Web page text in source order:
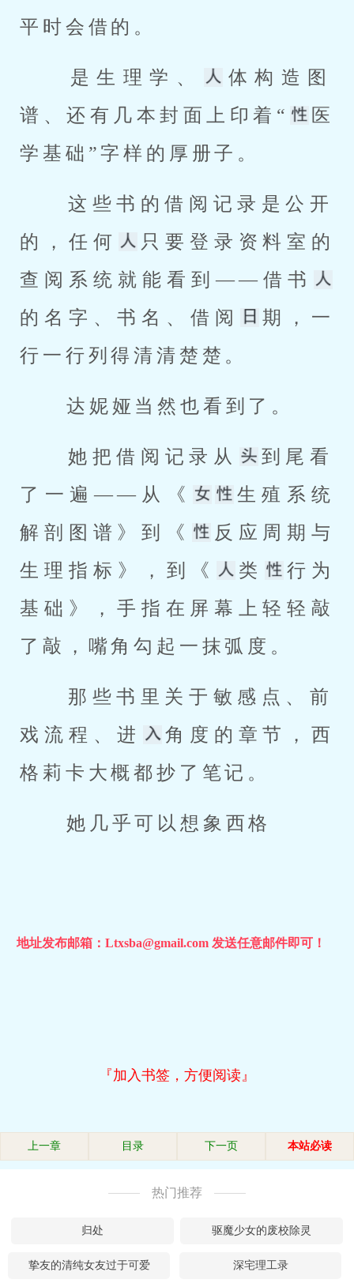
平时会借的。
是生理学、
体构造图
谱、还有几本封面上印着“
医
学基础”字样的厚册子。
的，任何
只要登录资料室的
查阅系统就能看到——借书
的名字、书名、借阅
期，一
行一行列得清清楚楚。
达妮娅当然也看到了。
她把借阅记录从
到尾看
了一遍——从《
生殖系统
解剖图谱》到《
反应周期与
生理指标》，到《
类
行为
基础》，手指在屏幕上轻轻敲
了敲，嘴角勾起一抹弧度。
戏流程、进
角度的章节，西
格莉卡大概都抄了笔记。
她几乎可以想象西格
地址发布邮箱：Ltxsba@gmail.com 发送任意邮件即可！
『加入书签，方便阅读』
上一章 目录 下一页 本站必读
热门推荐
归处 驱魔少女的废校除灵
挚友的清纯女友过于可爱 深宅理工录